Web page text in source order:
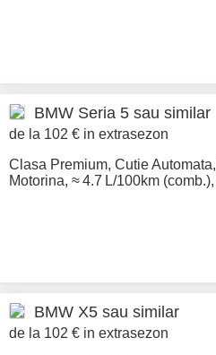
BMW Seria 5 sau similar
de la 102 € in extrasezon
Clasa Premium, Cutie Automata,
Motorina, ≈ 4.7 L/100km (comb.),
BMW X5 sau similar
de la 102 € in extrasezon